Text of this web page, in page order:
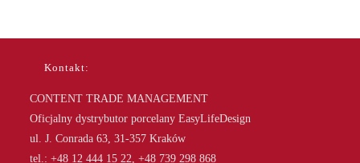
Kontakt:
CONTENT TRADE MANAGEMENT
Oficjalny dystrybutor porcelany EasyLifeDesign
ul. J. Conrada 63, 31-357 Kraków
tel.: +48 12 444 15 22, +48 739 298 868